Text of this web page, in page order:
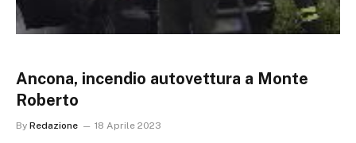
Ancona, incendio autovettura a Monte
Roberto
By Redazione 18 Aprile 2023